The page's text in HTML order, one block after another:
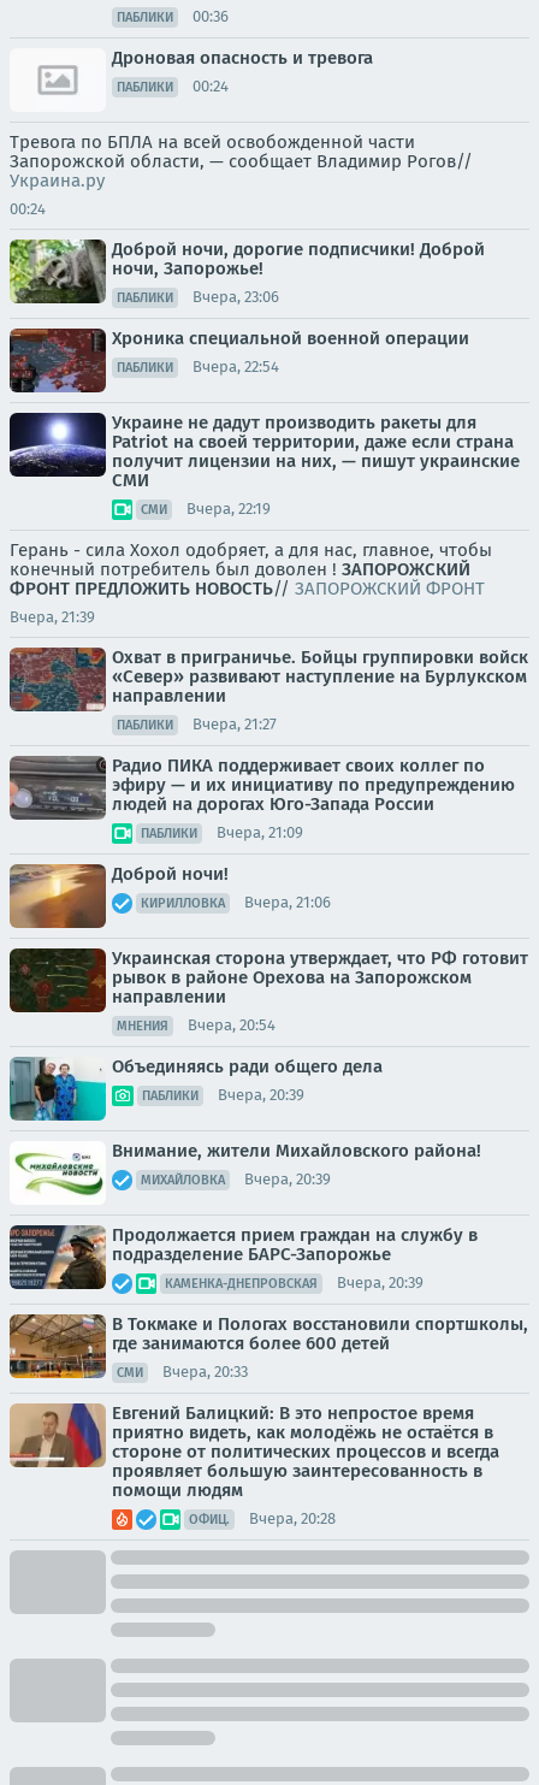
ПАБЛИКИ 00:36
Дроновая опасность и тревога
ПАБЛИКИ 00:24
Тревога по БПЛА на всей освобожденной части
Запорожской области, — сообщает Владимир Рогов//
Украина.ру
00:24
Доброй ночи, дорогие подписчики! Доброй
ночи, Запорожье!
ПАБЛИКИ Вчера, 23:06
Хроника специальной военной операции
ПАБЛИКИ Вчера, 22:54
Украине не дадут производить ракеты для
Patriot на своей территории, даже если страна
получит лицензии на них, — пишут украинские
СМИ
СМИ Вчера, 22:19
Герань - сила Хохол одобряет, а для нас, главное, чтобы
конечный потребитель был доволен ! ЗАПОРОЖСКИЙ
ФРОНТ ПРЕДЛОЖИТЬ НОВОСТЬ// ЗАПОРОЖСКИЙ ФРОНТ
Вчера, 21:39
Охват в приграничье. Бойцы группировки войск
«Север» развивают наступление на Бурлукском
направлении
ПАБЛИКИ Вчера, 21:27
Радио ПИКА поддерживает своих коллег по
эфиру — и их инициативу по предупреждению
людей на дорогах Юго-Запада России
ПАБЛИКИ Вчера, 21:09
Доброй ночи!
КИРИЛЛОВКА Вчера, 21:06
Украинская сторона утверждает, что РФ готовит
рывок в районе Орехова на Запорожском
направлении
МНЕНИЯ Вчера, 20:54
Объединяясь ради общего дела
ПАБЛИКИ Вчера, 20:39
Внимание, жители Михайловского района!
МИХАЙЛОВКА Вчера, 20:39
Продолжается прием граждан на службу в
подразделение БАРС-Запорожье
КАМЕНКА-ДНЕПРОВСКАЯ Вчера, 20:39
В Токмаке и Пологах восстановили спортшколы,
где занимаются более 600 детей
СМИ Вчера, 20:33
Евгений Балицкий: В это непростое время
приятно видеть, как молодёжь не остаётся в
стороне от политических процессов и всегда
проявляет большую заинтересованность в
помощи людям
ОФИЦ. Вчера, 20:28